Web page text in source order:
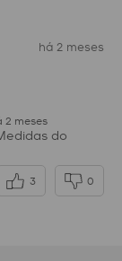
há 2 meses
2 meses
do
3 0